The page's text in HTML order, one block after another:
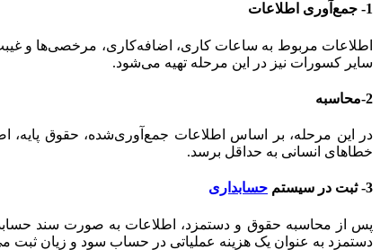
1- جمع‌آوری اطلاعات
اطلاعات مربوط به ساعات کاری، اضافه‌کاری، مرخصی‌ها و
سایر کسورات نیز در این مرحله تهیه می‌شود.
2-محاسبه
در این مرحله، بر اساس اطلاعات جمع‌آوری‌شده، حقوق پایه،
خطاهای انسانی به حداقل برسد.
3- ثبت در سیستم حسابداری
پس از محاسبه حقوق و دستمزد، اطلاعات به صورت سند
دستمزد به عنوان یک هزینه عملیاتی در حساب سود و زیان